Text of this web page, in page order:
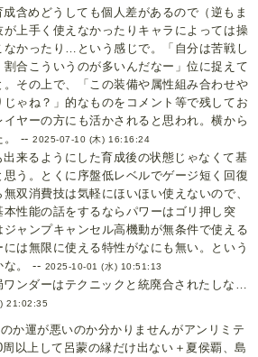
成含めどうしても個人差があるので（逆もま
が上手く使えなかったりキャラによっては操
なかったり…という感じで。「自分は苦戦し
割合こういうのが多いんだなー」位に捉えて
。その上で、「この装備や属性組み合わせや
じゃね？」的なものをコメント等で残してお
イヤーの方にも活かされると思われ。横から
。 --2025-07-10 (木) 16:16:24
出来るようにした育成後の状態じゃなくて基
思う。とくに序盤低レベルでゲージ短く回復
双消費技は気軽にほいほい使えないので、
本性能の話をするならパワーはゴリ押し突
ジャンプキャンセル高機動が無条件で使える
には無限に使える特性がなにも無い。という
な。 -- 2025-10-01 (水) 10:51:13
ワンダーはテクニックと統廃合されたしな…
21:02:35
か運が悪いのか分かりませんがアンリミテ
以上して呂蒙の縁だけ出ない＋夏侯覇、島